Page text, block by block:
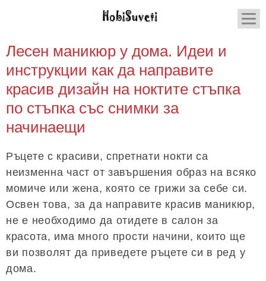
Лесен маникюр у дома. Идеи и
инструкции как да направите
красив дизайн на ноктите стъпка
по стъпка със снимки за
начинаещи
Ръцете с красиви, спретнати нокти са
неизменна част от завършения образ на всяко
момиче или жена, която се грижи за себе си.
Освен това, за да направите красив маникюр,
не е необходимо да отидете в салон за
красота, има много прости начини, които ще
ви позволят да приведете ръцете си в ред у
дома.